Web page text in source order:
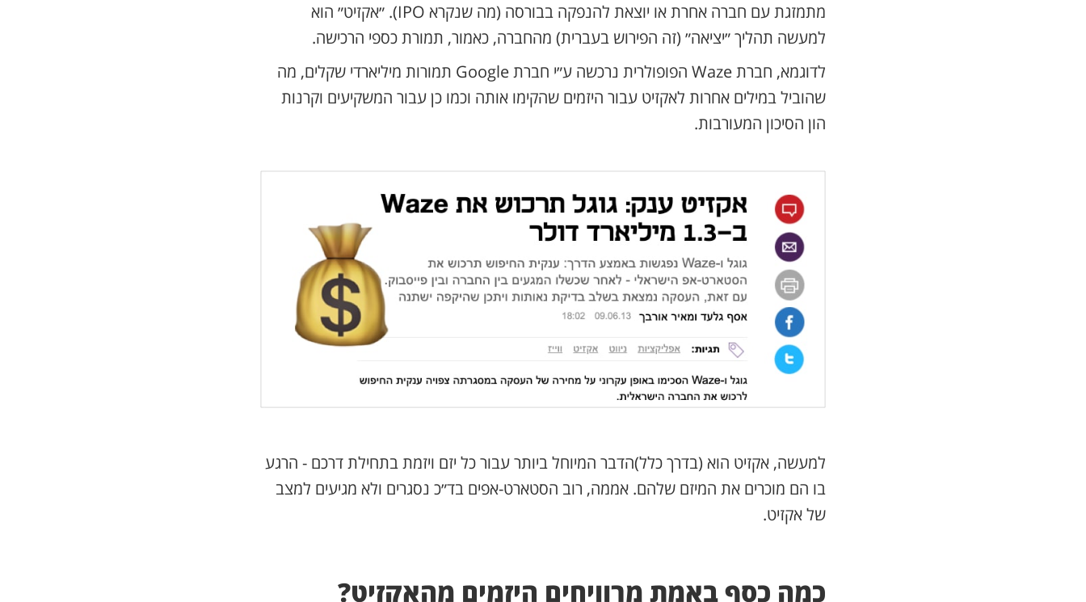
מתמזגת עם חברה אחרת או יוצאת להנפקה בבורסה (מה שנקרא IPO). ״אקזיט״ הוא
למעשה תהליך ״יציאה״ (זה הפירוש בעברית) מהחברה, כאמור, תמורת כספי הרכישה.
לדוגמא, חברת Waze הפופולרית נרכשה ע״י חברת Google תמורות מיליארדי שקלים, מה
שהוביל במילים אחרות לאקזיט עבור היזמים שהקימו אותה וכמו כן עבור המשקיעים וקרנות
הון הסיכון המעורבות.
למעשה, אקזיט הוא (בדרך כלל)הדבר המיוחל ביותר עבור כל יזם ויזמת בתחילת דרכם - הרגע
בו הם מוכרים את המיזם שלהם. אממה, רוב הסטארט-אפים בד״כ נסגרים ולא מגיעים למצב
של אקזיט.
כמה כסף באמת מרוויחים היזמים מהאקזיט?